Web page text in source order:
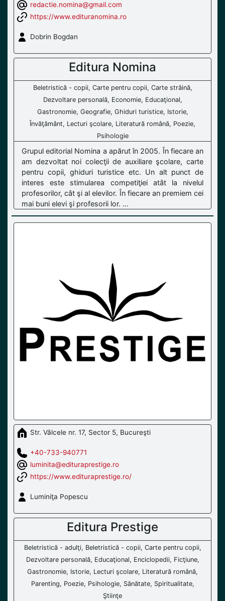
redactie.nomina@gmail.com
https://www.edituranomina.ro
Dobrin Bogdan
Editura Nomina
Beletristică - copii, Carte pentru copii, Carte străină,
Dezvoltare personală, Economie, Educaţional,
Gastronomie, Geografie, Ghiduri turistice, Istorie,
Învăţământ, Lecturi şcolare, Literatură română, Poezie,
Psihologie
Grupul editorial Nomina a apărut în 2005. În fiecare an
am dezvoltat noi colecţii de auxiliare şcolare, carte
pentru copii, ghiduri turistice etc. Un alt punct de
interes este stimularea competiţiei atât la nivelul
profesorilor, cât şi al elevilor. În fiecare an premiem cei
mai buni elevi şi profesorii lor. ...
Str. Vâlcele nr. 17, Sector 5, Bucureşti
+40-733-940771
luminita@edituraprestige.ro
https://www.edituraprestige.ro/
Luminiţa Popescu
Editura Prestige
Beletristică - adulţi, Beletristică - copii, Carte pentru copii,
Dezvoltare personală, Educaţional, Enciclopedii, Ficţiune,
Gastronomie, Istorie, Lecturi şcolare, Literatură română,
Parenting, Poezie, Psihologie, Sănătate, Spiritualitate,
Ştiinţe